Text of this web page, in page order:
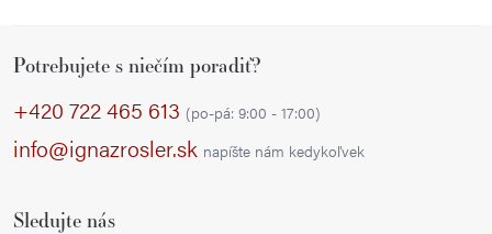
Potrebujete s niečím poradiť?
+420 722 465 613 (po-pá: 9:00 - 17:00)
info@ignazrosler.sk napíšte nám kedykoľvek
Sledujte nás